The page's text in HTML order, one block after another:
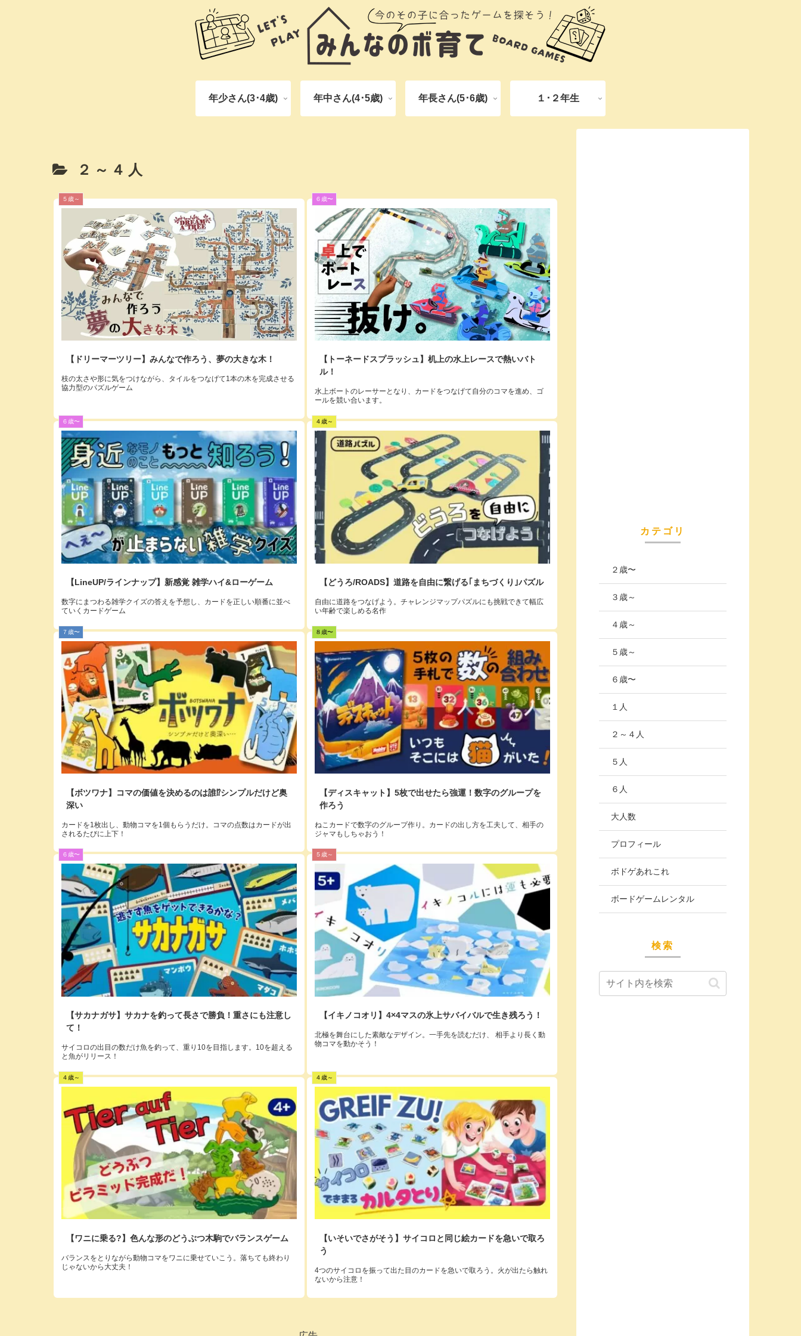
年少さん(3･4歳) 年中さん(4･5歳) 年長さん(5･6歳) １･２年生
２～４人
５歳～
【ドリーマーツリー】みんなで作ろう、夢の大きな木！
枝の太さや形に気をつけながら、タイルをつなげて1本の木を完成させる
協力型のパズルゲーム
６歳〜
【トーネードスプラッシュ】机上の水上レースで熱いバト
ル！
水上ボートのレーサーとなり、カードをつなげて自分のコマを進め、ゴ
ールを競い合います。
６歳〜
【LineUP/ラインナップ】新感覚 雑学ハイ&ローゲーム
数字にまつわる雑学クイズの答えを予想し、カードを正しい順番に並べ
ていくカードゲーム
４歳～
【どうろ/ROADS】道路を自由に繋げる｢まちづくり｣パズル
自由に道路をつなげよう。チャレンジマップパズルにも挑戦できて幅広
い年齢で楽しめる名作
７歳〜
【ボツワナ】コマの価値を決めるのは誰⁉︎シンプルだけど奥
深い
カードを1枚出し、動物コマを1個もらうだけ。コマの点数はカードが出
されるたびに上下！
８歳〜
【ディスキャット】5枚で出せたら強運！数字のグループを
作ろう
ねこカードで数字のグループ作り。カードの出し方を工夫して、相手の
ジャマもしちゃおう！
６歳〜
【サカナガサ】サカナを釣って長さで勝負！重さにも注意し
て！
サイコロの出目の数だけ魚を釣って、重り10を目指します。10を超える
と魚がリリース！
５歳～
【イキノコオリ】4×4マスの氷上サバイバルで生き残ろう！
北極を舞台にした素敵なデザイン。一手先を読むだけ、 相手より長く動
物コマを動かそう！
４歳～
【ワニに乗る?】色んな形のどうぶつ木駒でバランスゲーム
バランスをとりながら動物コマをワニに乗せていこう。落ちても終わり
じゃないから大丈夫！
４歳～
【いそいでさがそう】サイコロと同じ絵カードを急いで取ろ
う
4つのサイコロを振って出た目のカードを急いで取ろう。火が出たら触れ
ないから注意！
カテゴリ
２歳〜
３歳～
４歳～
５歳～
６歳〜
１人
２～４人
５人
６人
大人数
プロフィール
ボドゲあれこれ
ボードゲームレンタル
検索